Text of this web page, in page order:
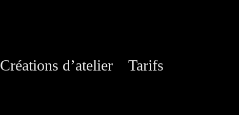
Créations d’atelier
Tarifs